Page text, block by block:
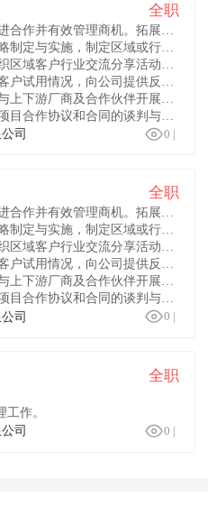
全职
划，执行公司销售管理制度和政策，完成区域或行业销售和回款任务；
，树立公司产品在该行业的品牌和产品优势地位；
助产品升级优化，实现与客户保持良好的长期合作关系；
伙伴开展多元合作构建区域合作生态圈；
协议和合同的谈判与签订工作。
司
0 |
全职
划，执行公司销售管理制度和政策，完成区域或行业销售和回款任务；
，树立公司产品在该行业的品牌和产品优势地位；
助产品升级优化，实现与客户保持良好的长期合作关系；
伙伴开展多元合作构建区域合作生态圈；
协议和合同的谈判与签订工作。
司
0 |
全职
作。
司
0 |